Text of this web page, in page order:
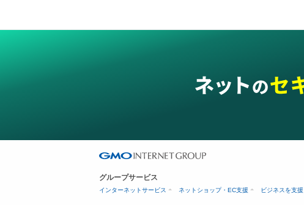
グループサービス
インターネットサービス ネットショップ・EC支援 ビジネスを支援